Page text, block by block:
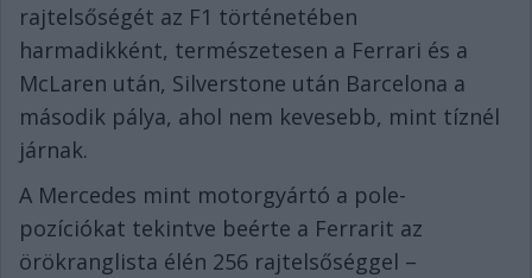
rajtelsőségét az F1 történetében
harmadikként, természetesen a Ferrari és a
McLaren után, Silverstone után Barcelona a
második pálya, ahol nem kevesebb, mint tíznél
járnak.
A Mercedes mint motorgyártó a pole-
pozíciókat tekintve beérte a Ferrarit az
örökranglista élén 256 rajtelsőséggel –